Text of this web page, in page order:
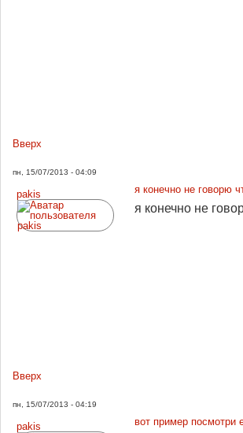
Вверх
пн, 15/07/2013 - 04:09
pakis
я конечно не говорю
я конечно не
Вверх
пн, 15/07/2013 - 04:19
pakis
вот пример посмотри